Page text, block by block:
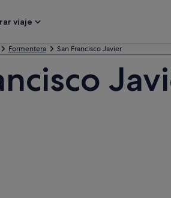
viaje
Formentera San Francisco Javier